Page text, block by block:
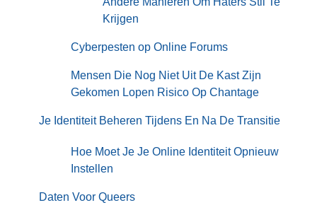
Krijgen
Cyberpesten op Online Forums
Mensen Die Nog Niet Uit De Kast Zijn
Gekomen Lopen Risico Op Chantage
Je Identiteit Beheren Tijdens En Na De Transitie
Hoe Moet Je Je Online Identiteit Opnieuw
Instellen
Daten Voor Queers